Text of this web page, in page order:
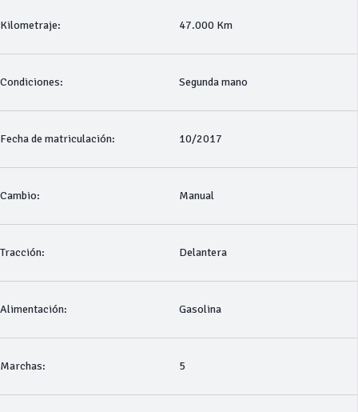
Kilometraje: 47.000 Km
Condiciones: Segunda mano
Fecha de matriculación: 10/2017
Cambio: Manual
Tracción: Delantera
Alimentación: Gasolina
Marchas: 5